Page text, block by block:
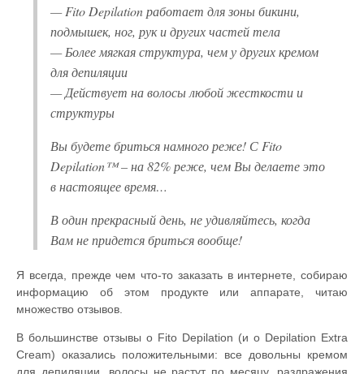
— Fito Depilation работает для зоны бикини,
подмышек, ног, рук и других частей тела
— Более мягкая структура, чем у других кремом
для депиляции
— Действует на волосы любой жесткости и
структуры
Вы будете бриться намного реже! С Fito
Depilation™ – на 82% реже, чем Вы делаете это
в настоящее время…
В один прекрасный день, не удивляйтесь, когда
Вам не придется бриться вообще!
Я всегда, прежде чем что-то заказать в интернете, собираю
информацию об этом продукте или аппарате, читаю
множество отзывов.
В большинстве отзывы о Fito Depilation (и о Depilation Extra
Cream) оказались положительными: все довольны кремом
для депиляции, волосы не растут по месяцу, раздражения